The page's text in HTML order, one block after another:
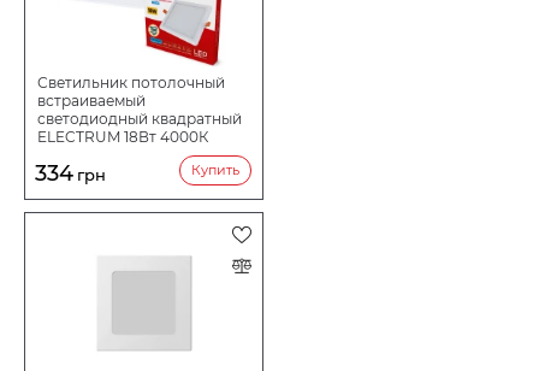
Светильник потолочный
встраиваемый
светодиодный квадратный
ELECTRUM 18Вт 4000К
QUADRO M B-LD-1962
334 грн Купить